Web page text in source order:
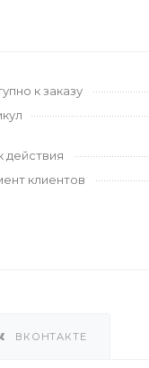
к заказу
действия
клиентов
ВКОНТАКТЕ